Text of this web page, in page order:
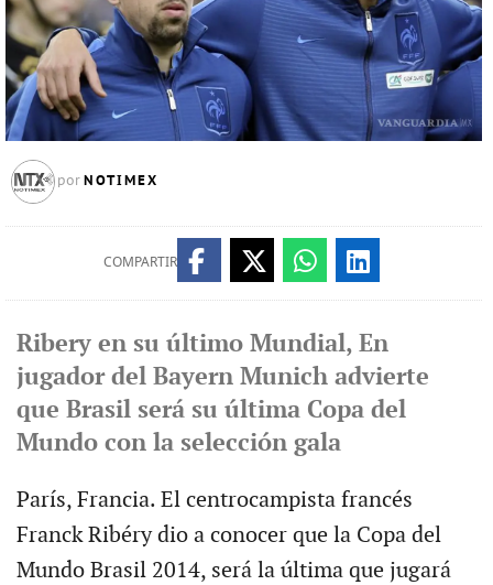
por NOTIMEX
COMPARTIR
Ribery en su último Mundial, En
jugador del Bayern Munich advierte
que Brasil será su última Copa del
Mundo con la selección gala
París, Francia. El centrocampista francés
Franck Ribéry dio a conocer que la Copa del
Mundo Brasil 2014, será la última que jugará